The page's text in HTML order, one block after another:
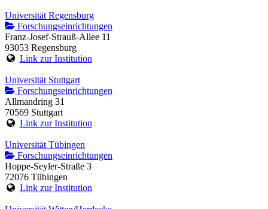
Universität Regensburg
Forschungseinrichtungen
Franz-Josef-Strauß-Allee 11
93053 Regensburg
Link zur Institution
Universität Stuttgart
Forschungseinrichtungen
Allmandring 31
70569 Stuttgart
Link zur Institution
Universität Tübingen
Forschungseinrichtungen
Hoppe-Seyler-Straße 3
72076 Tübingen
Link zur Institution